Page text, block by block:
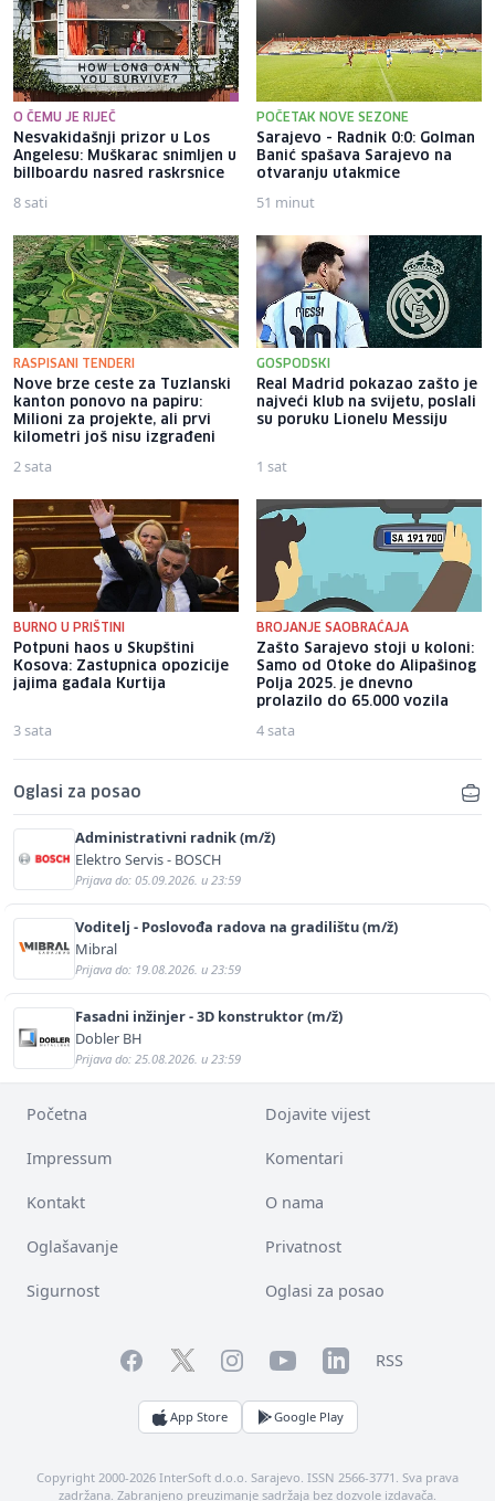
O ČEMU JE RIJEČ
Nesvakidašnji prizor u Los
Angelesu: Muškarac snimljen u
billboardu nasred raskrsnice
8 sati
POČETAK NOVE SEZONE
Sarajevo - Radnik 0:0: Golman
Banić spašava Sarajevo na
otvaranju utakmice
51 minut
RASPISANI TENDERI
Nove brze ceste za Tuzlanski
kanton ponovo na papiru:
Milioni za projekte, ali prvi
kilometri još nisu izgrađeni
2 sata
GOSPODSKI
Real Madrid pokazao zašto je
najveći klub na svijetu, poslali
su poruku Lionelu Messiju
1 sat
BURNO U PRIŠTINI
Potpuni haos u Skupštini
Kosova: Zastupnica opozicije
jajima gađala Kurtija
3 sata
BROJANJE SAOBRAĆAJA
Zašto Sarajevo stoji u koloni:
Samo od Otoke do Alipašinog
Polja 2025. je dnevno
prolazilo do 65.000 vozila
4 sata
Oglasi za posao
Administrativni radnik (m/ž)
Elektro Servis - BOSCH
Prijava do: 05.09.2026. u 23:59
Voditelj - Poslovođa radova na gradilištu (m/ž)
Mibral
Prijava do: 19.08.2026. u 23:59
Fasadni inžinjer - 3D konstruktor (m/ž)
Dobler BH
Prijava do: 25.08.2026. u 23:59
Početna Dojavite vijest
Impressum Komentari
Kontakt O nama
Oglašavanje Privatnost
Sigurnost Oglasi za posao
FacebookTwitterInstagramYouTubeLinkedInRSS
App Store Google Play
Copyright 2000-2026 InterSoft d.o.o. Sarajevo. ISSN 2566-3771. Sva prava
zadržana. Zabranjeno preuzimanje sadržaja bez dozvole izdavača.